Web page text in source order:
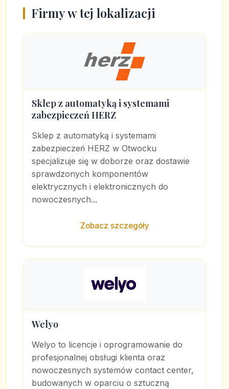
Firmy w tej lokalizacji
Sklep z automatyką i systemami
zabezpieczeń HERZ
Sklep z automatyką i systemami
zabezpieczeń HERZ w Otwocku
specjalizuje się w doborze oraz dostawie
sprawdzonych komponentów
elektrycznych i elektronicznych do
nowoczesnych...
Zobacz szczegóły
Welyo
Welyo to licencje i oprogramowanie do
profesjonalnej obsługi klienta oraz
nowoczesnych systemów contact center,
budowanych w oparciu o sztuczną